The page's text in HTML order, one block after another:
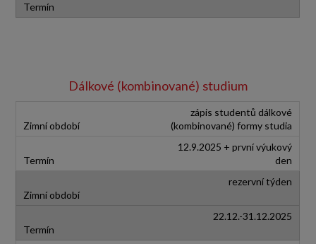
Dálkové (kombinované) studium
zápis studentů dálkové
(kombinované) formy studia
12.9.2025 + první výukový
den
rezervní týden
22.12.-31.12.2025